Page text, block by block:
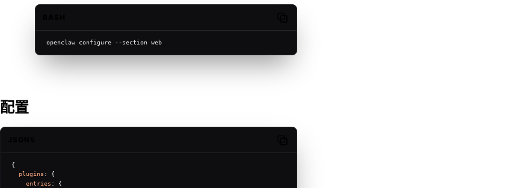
openclaw configure --section web
配置
{
plugins : {
entries : {